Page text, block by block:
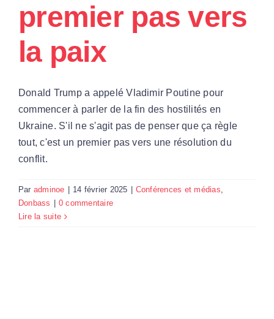
Actualités
Par Région
Nous soutenir
Contact
premier pas vers
la paix
Donald Trump a appelé Vladimir Poutine pour
commencer à parler de la fin des hostilités en
Ukraine. S'il ne s'agit pas de penser que ça règle
tout, c'est un premier pas vers une résolution du
conflit.
Par adminoe 14 février 2025 Conférences et médias,
Donbass
0 commentaire
Lire la suite